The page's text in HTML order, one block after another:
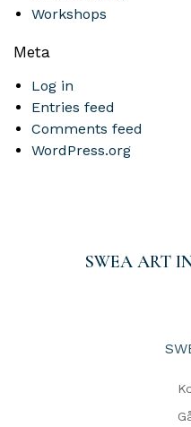
Workshops
Meta
Log in
Entries feed
Comments feed
WordPress.org
SWEA ART